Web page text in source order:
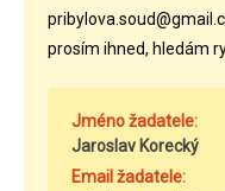
prosím ihned, hledám
Jméno žadatele:
Jaroslav Korecký
Email žadatele: